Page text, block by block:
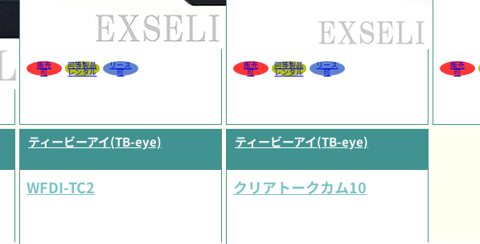
販売
可
同等製品
レンタル
リース
可
販売
可
同等製品
レンタル
リース
可
販売
可
ティービーアイ(TB-eye)
WFDI-TC2
ティービーアイ(TB-eye)
クリアトークカム10